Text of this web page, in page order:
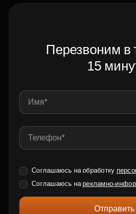
Перезвоним в
15
Соглашаюсь на обработку
Соглашаюсь нарекламно-
Отправить